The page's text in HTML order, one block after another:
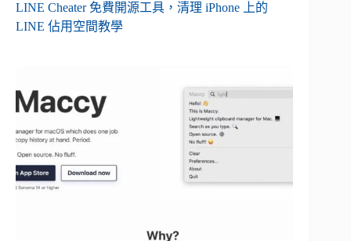
LINE Cheater 免費開源工具，清理 iPhone 上的
LINE 佔用空間教學